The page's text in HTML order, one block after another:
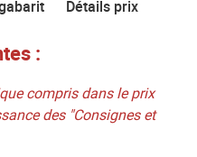
Détails prix
:
compris dans le prix
des "Consignes et